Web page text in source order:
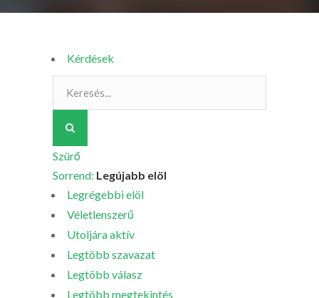
Kérdések
Szürő
Sorrend: Legújabb elöl
Legrégebbi elöl
Véletlenszerű
Utoljára aktív
Legtöbb szavazat
Legtöbb válasz
Legtöbb megtekintés